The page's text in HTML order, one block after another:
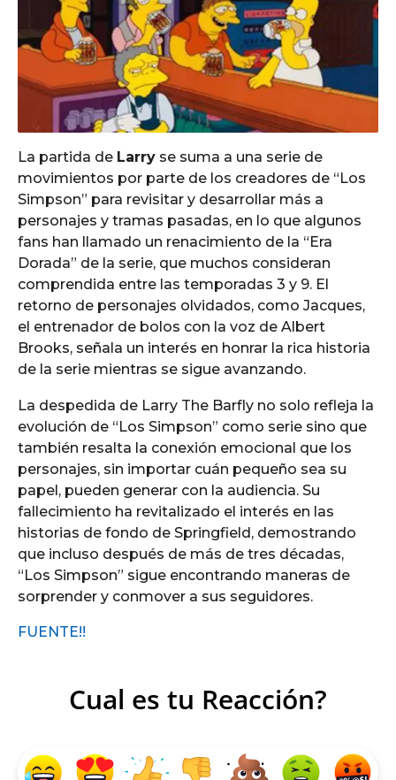
La partida de Larry se suma a una serie de
movimientos por parte de los creadores de “Los
Simpson” para revisitar y desarrollar más a
personajes y tramas pasadas, en lo que algunos
fans han llamado un renacimiento de la “Era
Dorada” de la serie, que muchos consideran
comprendida entre las temporadas 3 y 9. El
retorno de personajes olvidados, como Jacques,
el entrenador de bolos con la voz de Albert
Brooks, señala un interés en honrar la rica historia
de la serie mientras se sigue avanzando.
La despedida de Larry The Barfly no solo refleja la
evolución de “Los Simpson” como serie sino que
también resalta la conexión emocional que los
personajes, sin importar cuán pequeño sea su
papel, pueden generar con la audiencia. Su
fallecimiento ha revitalizado el interés en las
historias de fondo de Springfield, demostrando
que incluso después de más de tres décadas,
“Los Simpson” sigue encontrando maneras de
sorprender y conmover a sus seguidores.
FUENTE!!
Cual es tu Reacción?